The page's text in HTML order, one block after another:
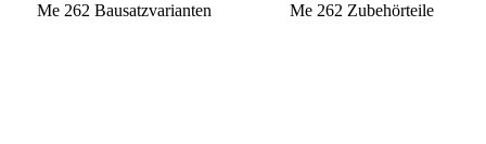
Me 262 Bausatzvarianten Me 262 Zubehörteile